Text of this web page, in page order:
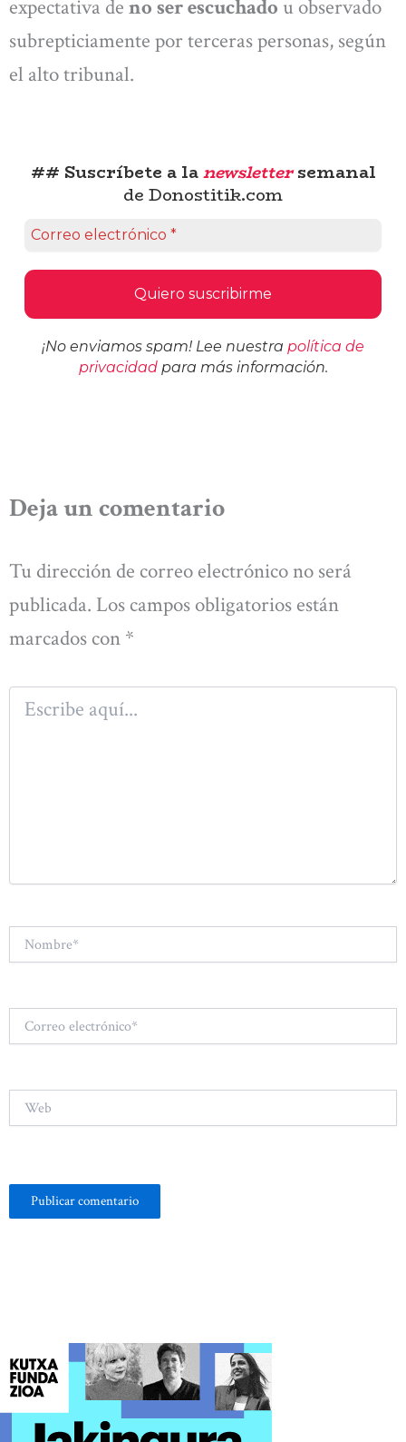
expectativa de no ser escuchado u observado
subrepticiamente por terceras personas, según
el alto tribunal.
## Suscríbete a lanewslettersemanal
de Donostitik.com
¡No enviamos spam! Lee nuestra política de
privacidadpara más información.
Deja un comentario
Tu dirección de correo electrónico no será
publicada. Los campos obligatorios están
marcados con *
Escribe
aquí...
electrónico*